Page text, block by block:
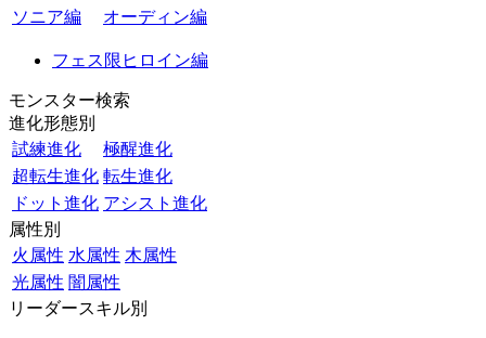
ソニア編
オーディン編
フェス限ヒロイン編
モンスター検索
進化形態別
試練進化
極醒進化
超転生進化 転生進化
ドット進化 アシスト進化
属性別
火属性 水属性 木属性
光属性 闇属性
リーダースキル別